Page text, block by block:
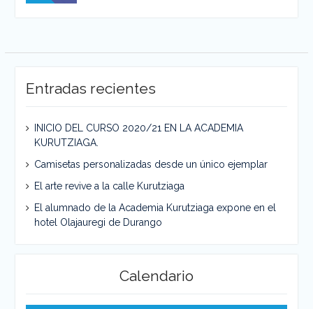
Entradas recientes
INICIO DEL CURSO 2020/21 EN LA ACADEMIA
KURUTZIAGA.
Camisetas personalizadas desde un único ejemplar
El arte revive a la calle Kurutziaga
El alumnado de la Academia Kurutziaga expone en el
hotel Olajauregi de Durango
Calendario